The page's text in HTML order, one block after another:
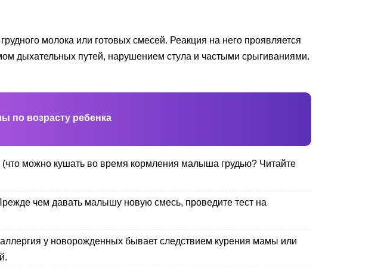
молока или готовых смесей. Реакция на него проявляется
дыхательных путей, нарушением стула и частыми срыгиваниями.
по возрасту ребенка
можно кушать во время кормления малыша грудью? Читайте
чем давать малышу новую смесь, проведите тест на
у новорожденных бывает следствием курения мамы или